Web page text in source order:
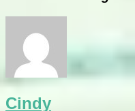
Cindy